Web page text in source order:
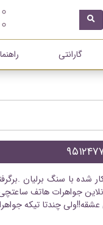
گارانتی راهنما
شده با سنگ برلیان
جواهرات هاتف
عشقه!!ولی چندتا تیکه